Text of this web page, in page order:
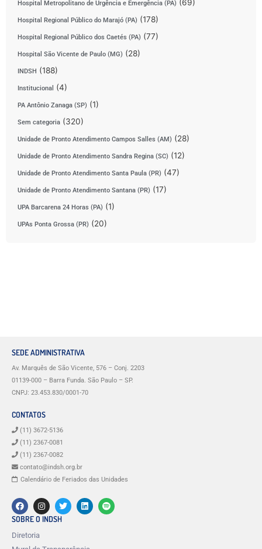
Hospital Metropolitano de Urgência e Emergência (PA) (69)
Hospital Regional Público do Marajó (PA) (178)
Hospital Regional Público dos Caetés (PA) (77)
Hospital São Vicente de Paulo (MG) (28)
INDSH (188)
Institucional (4)
PA Antônio Zanaga (SP) (1)
Sem categoria (320)
Unidade de Pronto Atendimento Campos Salles (AM) (28)
Unidade de Pronto Atendimento Sandra Regina (SC) (12)
Unidade de Pronto Atendimento Santa Paula (PR) (47)
Unidade de Pronto Atendimento Santana (PR) (17)
UPA Barcarena 24 Horas (PA) (1)
UPAs Ponta Grossa (PR) (20)
SEDE ADMINISTRATIVA
Av. Marquês de São Vicente, 576 – Conj. 2203
01139-000 – Barra Funda. São Paulo – SP.
CNPJ: 23.453.830/0001-70
CONTATOS
(11) 3672-5136
(11) 2367-0081
(11) 2367-0082
contato@indsh.org.br
Calendário de Feriados das Unidades
SOBRE O INDSH
Diretoria